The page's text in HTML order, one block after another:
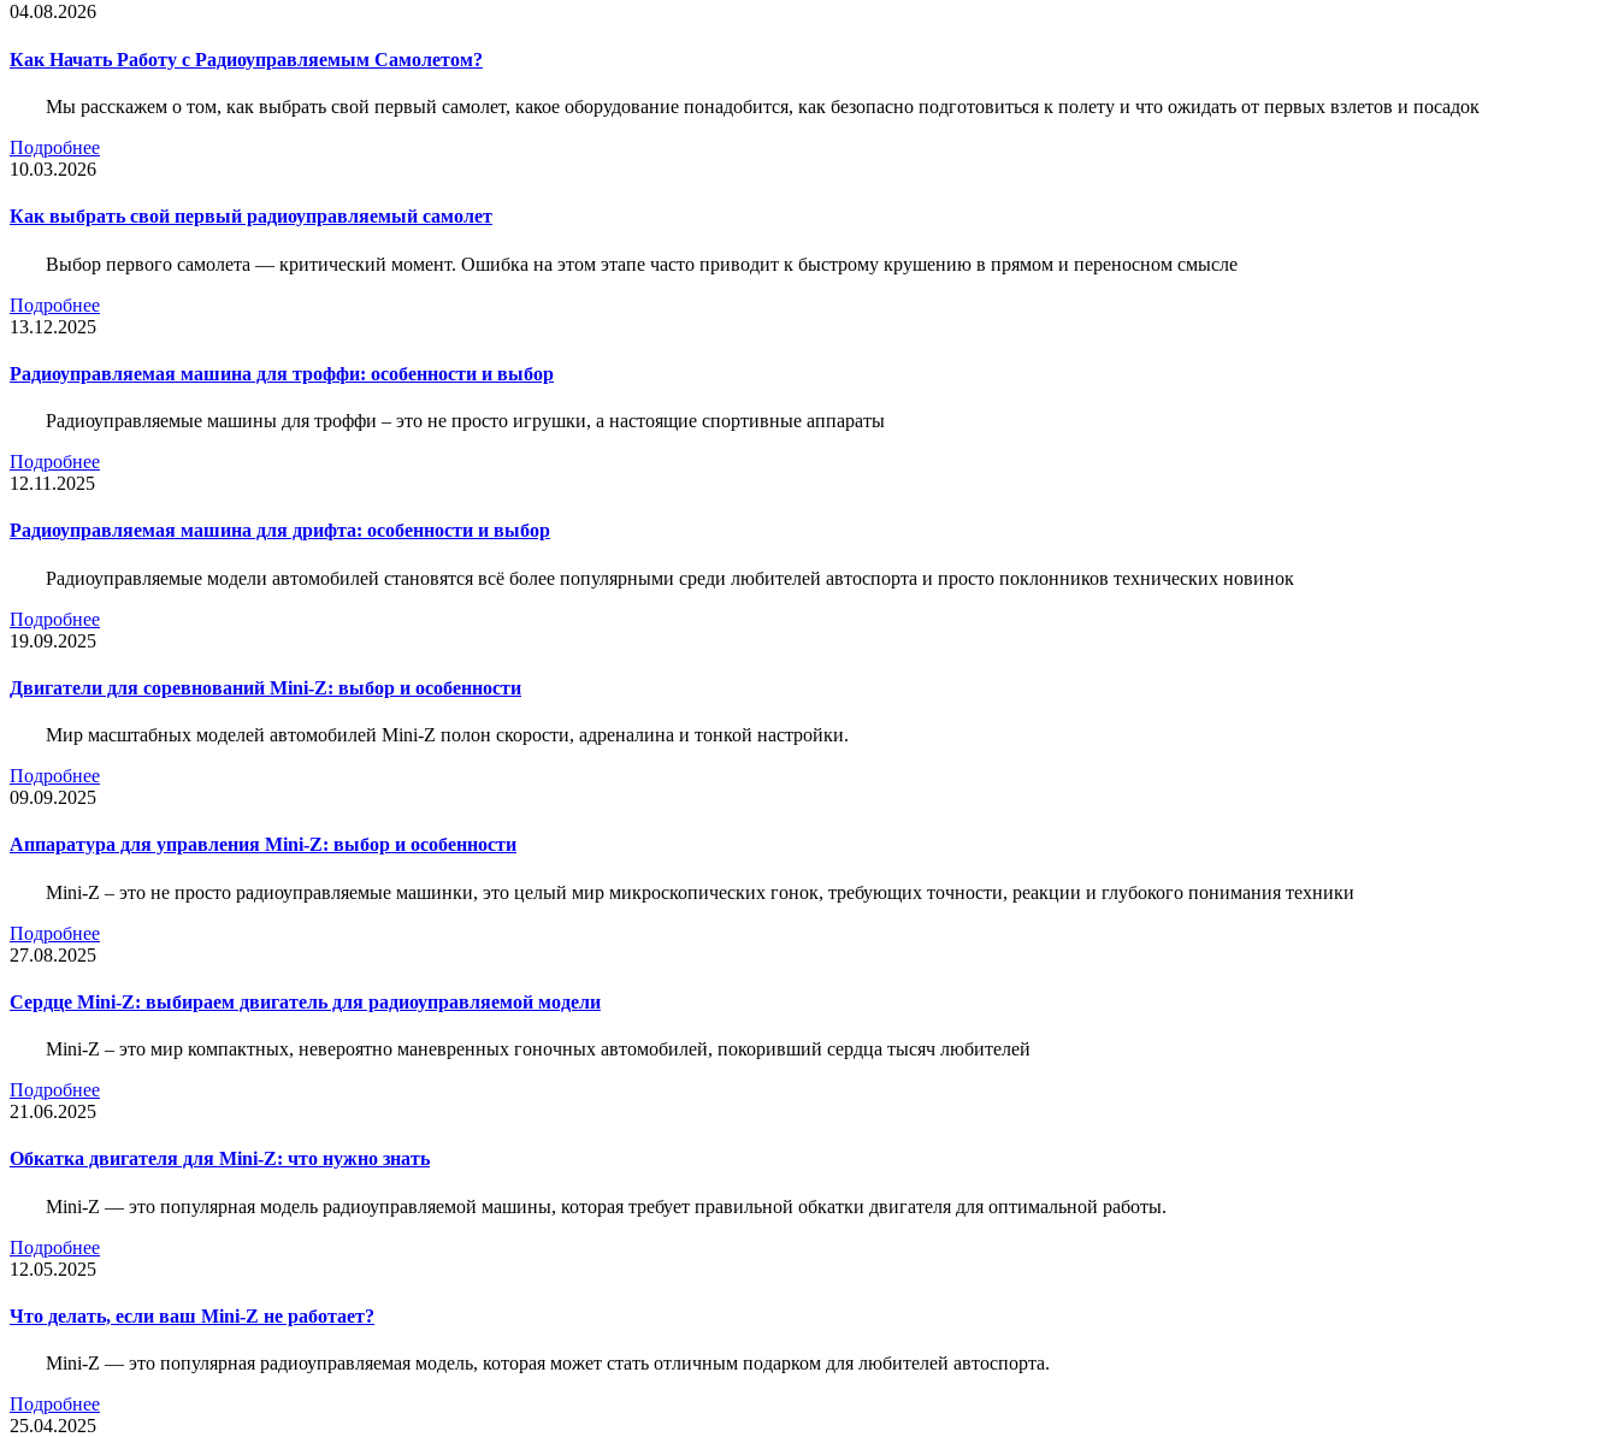
04.08.2026
Как Начать Работу с Радиоуправляемым Самолетом?
Мы расскажем о том, как выбрать свой первый самолет, какое оборудование понадобится, как безопасно подготовиться к полету и что ожидать от первых взлетов и посадок
Подробнее
10.03.2026
Как выбрать свой первый радиоуправляемый самолет
Выбор первого самолета — критический момент. Ошибка на этом этапе часто приводит к быстрому крушению в прямом и переносном смысле
Подробнее
13.12.2025
Радиоуправляемая машина для троффи: особенности и выбор
Радиоуправляемые машины для троффи – это не просто игрушки, а настоящие спортивные аппараты
Подробнее
12.11.2025
Радиоуправляемая машина для дрифта: особенности и выбор
Радиоуправляемые модели автомобилей становятся всё более популярными среди любителей автоспорта и просто поклонников технических новинок
Подробнее
19.09.2025
Двигатели для соревнований Mini-Z: выбор и особенности
Мир масштабных моделей автомобилей Mini-Z полон скорости, адреналина и тонкой настройки.
Подробнее
09.09.2025
Аппаратура для управления Mini-Z: выбор и особенности
Mini-Z – это не просто радиоуправляемые машинки, это целый мир микроскопических гонок, требующих точности, реакции и глубокого понимания техники
Подробнее
27.08.2025
Сердце Mini-Z: выбираем двигатель для радиоуправляемой модели
Mini-Z – это мир компактных, невероятно маневренных гоночных автомобилей, покоривший сердца тысяч любителей
Подробнее
21.06.2025
Обкатка двигателя для Mini-Z: что нужно знать
Mini-Z — это популярная модель радиоуправляемой машины, которая требует правильной обкатки двигателя для оптимальной работы.
Подробнее
12.05.2025
Что делать, если ваш Mini-Z не работает?
Mini-Z — это популярная радиоуправляемая модель, которая может стать отличным подарком для любителей автоспорта.
Подробнее
25.04.2025